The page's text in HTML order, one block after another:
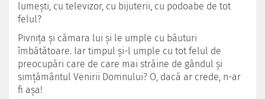
lumeşti, cu televizor, cu bijuterii, cu podoabe de tot
felul?
Pivniţa şi cămara lui şi le umple cu băuturi
îmbătătoare. Iar timpul şi-l umple cu tot felul de
preocupări care de care mai străine de gândul şi
simţământul Venirii Domnului? O, dacă ar crede, n-ar
fi aşa!